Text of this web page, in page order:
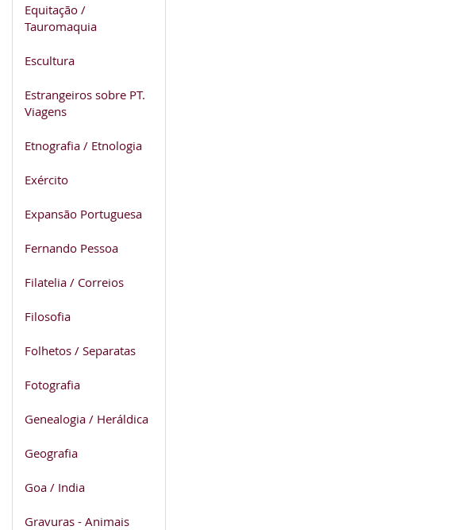
Equitação /
Tauromaquia
Escultura
Estrangeiros sobre PT.
Viagens
Etnografia / Etnologia
Exército
Expansão Portuguesa
Fernando Pessoa
Filatelia / Correios
Filosofia
Folhetos / Separatas
Fotografia
Genealogia / Heráldica
Geografia
Goa / India
Gravuras - Animais